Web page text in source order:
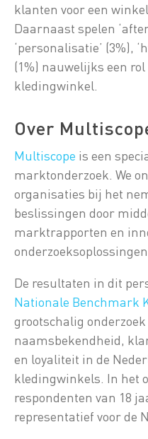
klanten voor een
Daarnaast spelen
‘personalisatie’ (3%),
(1%) nauwelijks een
kledingwinkel.
Over
Multiscope is een
marktonderzoek. We
organisaties bij het
beslissingen door
marktrapporten en
onderzoeksoplossingen.
De resultaten in dit
Nationale Benchmark
grootschalig
naamsbekendheid,
en loyaliteit in de
kledingwinkels. In het
respondenten van 18
representatief voor de